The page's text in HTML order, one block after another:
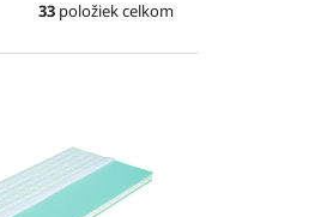
33 položiek celkom